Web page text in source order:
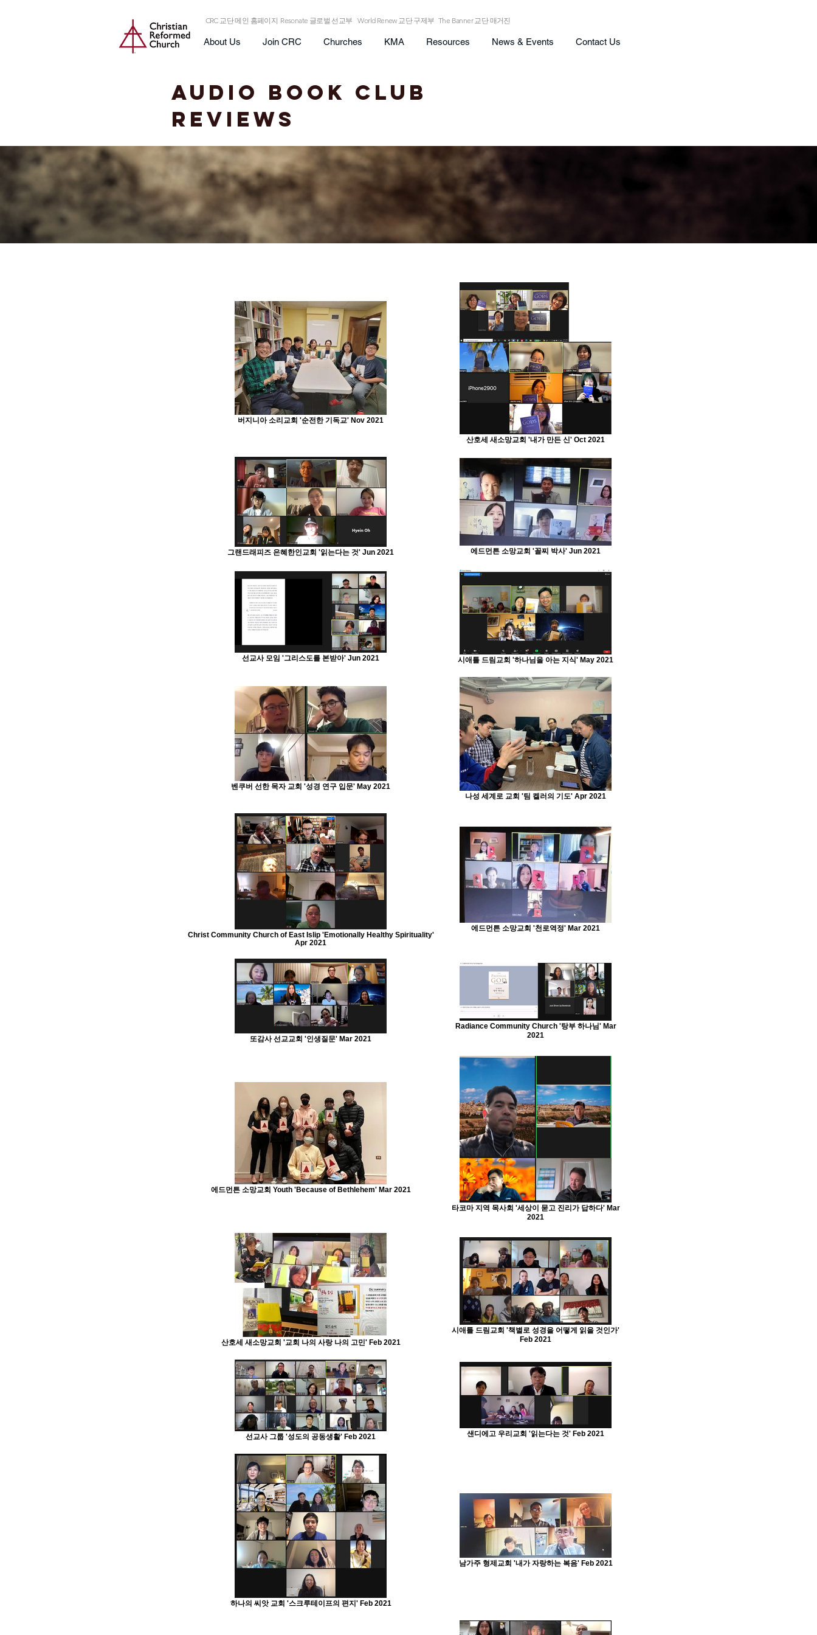
About Us Join CRC Churches KMA Resources News & Events Contact Us
CRC 교단 메인 홈페이지 Resonate 글로벌 선교부 World Renew 교단 구제부 The Banner 교단 매거진
Audio Book Club
REVIEWs
버지니아 소리교회 '순전한 기독교' Nov 2021
산호세 새소망교회 '내가 만든 신' Oct 2021
그랜드래피즈 은혜한인교회 '읽는다는 것' Jun 2021 에드먼튼 소망교회 '꼴찌 박사' Jun 2021
선교사 모임 '그리스도를 본받아' Jun 2021 시애틀 드림교회 '하나님을 아는 지식' May 2021
벤쿠버 선한 목자 교회 '성경 연구 입문' May 2021
나성 세계로 교회 '팀 켈러의 기도' Apr 2021
Christ Community Church of East Islip 'Emotionally Healthy Spirituality'
Apr 2021
에드먼튼 소망교회 '천로역정' Mar 2021
또감사 선교교회 '인생질문' Mar 2021
Radiance Community Church '탕부 하나님' Mar
2021
에드먼튼 소망교회 Youth 'Because of Bethlehem' Mar 2021
타코마 지역 목사회 '세상이 묻고 진리가 답하다' Mar
2021
산호세 새소망교회 '교회 나의 사랑 나의 고민' Feb 2021
시애틀 드림교회 '책별로 성경을 어떻게 읽을 것인가'
Feb 2021
선교사 그룹 '성도의 공동생활' Feb 2021 샌디에고 우리교회 '읽는다는 것' Feb 2021
하나의 씨앗 교회 '스크루테이프의 편지' Feb 2021
남가주 형제교회 '내가 자랑하는 복음' Feb 2021